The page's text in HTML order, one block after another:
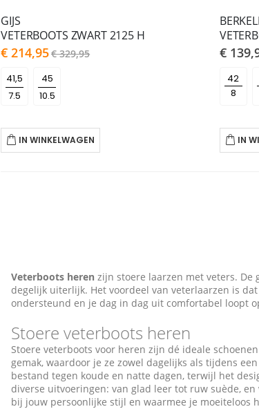
GIJS
VETERBOOTS ZWART 2125 H
As
low
€ 214,95€ 329,95
7.5 10.5
IN WINKELWAGEN
€
42
IN
Veterboots heren zijn stoere laarzen met veters.
degelijk uiterlijk. Het voordeel van veterlaarzen is
ondersteund en je dag in dag uit comfortabel loopt
Stoere veterboots heren
Stoere veterboots voor heren zijn dé ideale
gemak, waardoor je ze zowel dagelijks als tijdens
bestand tegen koude en natte dagen, terwijl het
diverse uitvoeringen: van glad leer tot ruw suède,
bij jouw persoonlijke stijl en waarmee je moeiteloos